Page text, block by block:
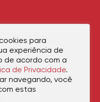
para
experiência de
de acordo com a
de Privacidade.
navegando, você
estas